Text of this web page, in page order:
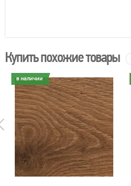
Купить похожие товары
в наличии